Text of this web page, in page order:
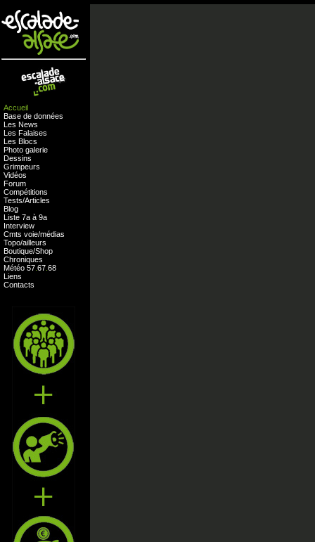
Accueil
Base de données
Les News
Les Falaises
Les Blocs
Photo galerie
Dessins
Grimpeurs
Vidéos
Forum
Compétitions
Tests/Articles
Blog
Liste 7a à 9a
Interview
Cmts voie/médias
Topo/ailleurs
Boutique/Shop
Chroniques
Météo 57 67 68
Liens
Contacts